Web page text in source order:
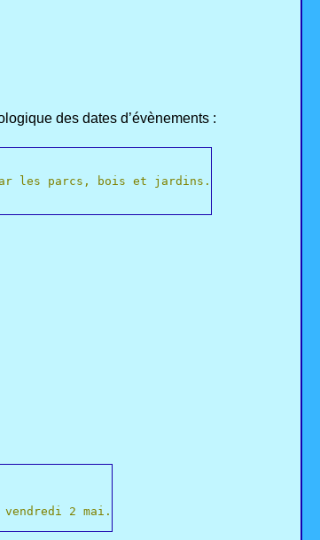
des dates d’évènements :
les parcs, bois et jardins.
2 mai.